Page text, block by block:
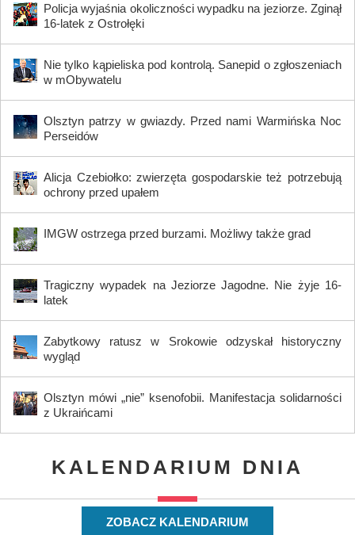
Policja wyjaśnia okoliczności wypadku na jeziorze. Zginął
16-latek z Ostrołęki
Nie tylko kąpieliska pod kontrolą. Sanepid o zgłoszeniach
w mObywatelu
Olsztyn patrzy w gwiazdy. Przed nami Warmińska Noc
Perseidów
Alicja Czebiołko: zwierzęta gospodarskie też potrzebują
ochrony przed upałem
IMGW ostrzega przed burzami. Możliwy także grad
Tragiczny wypadek na Jeziorze Jagodne. Nie żyje 16-
latek
Zabytkowy ratusz w Srokowie odzyskał historyczny
wygląd
Olsztyn mówi „nie” ksenofobii. Manifestacja solidarności
z Ukraińcami
KALENDARIUM DNIA
ZOBACZ KALENDARIUM